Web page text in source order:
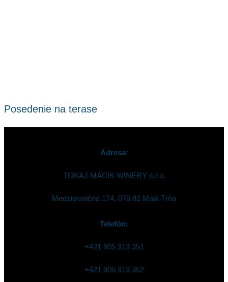
Posedenie na terase
Adresa:
TOKAJ MACIK WINERY s.r.o.
Medzipivničná 174, 076 82 Malá Tŕňa
Telefón:
+421 905 313 351
+421 905 313 352